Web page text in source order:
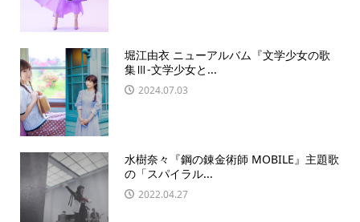
堀江由衣 ニューアルバム『文学少女の歌
集Ⅲ-文学少女と...
2024.07.03
水樹奈々『鋼の錬金術師 MOBILE』主題歌
の「スパイラル...
2022.04.27